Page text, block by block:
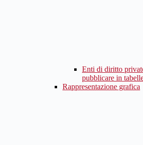
Enti di diritto
pubblicare in
Rappresentazione grafica